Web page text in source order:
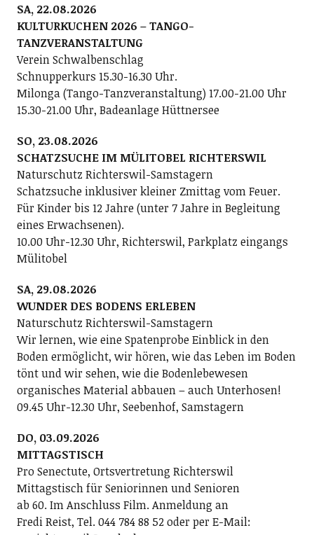
SA, 22.08.2026
KULTURKUCHEN 2026 – TANGO-
TANZVERANSTALTUNG
Verein Schwalbenschlag
Schnupperkurs 15.30-16.30 Uhr.
Milonga (Tango-Tanzveranstaltung) 17.00-21.00 Uhr
15.30-21.00 Uhr, Badeanlage Hüttnersee
SO, 23.08.2026
SCHATZSUCHE IM MÜLITOBEL RICHTERSWIL
Naturschutz Richterswil-Samstagern
Schatzsuche inklusiver kleiner Zmittag vom Feuer.
Für Kinder bis 12 Jahre (unter 7 Jahre in Begleitung
eines Erwachsenen).
10.00 Uhr-12.30 Uhr, Richterswil, Parkplatz eingangs
Mülitobel
SA, 29.08.2026
WUNDER DES BODENS ERLEBEN
Naturschutz Richterswil-Samstagern
Wir lernen, wie eine Spatenprobe Einblick in den
Boden ermöglicht, wir hören, wie das Leben im Boden
tönt und wir sehen, wie die Bodenlebewesen
organisches Material abbauen – auch Unterhosen!
09.45 Uhr-12.30 Uhr, Seebenhof, Samstagern
DO, 03.09.2026
MITTAGSTISCH
Pro Senectute, Ortsvertretung Richterswil
Mittagstisch für Seniorinnen und Senioren
ab 60. Im Anschluss Film. Anmeldung an
Fredi Reist, Tel. 044 784 88 52 oder per E-Mail: